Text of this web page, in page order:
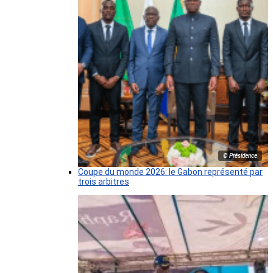
© Présidence
Coupe du monde 2026: le Gabon représenté par
trois arbitres